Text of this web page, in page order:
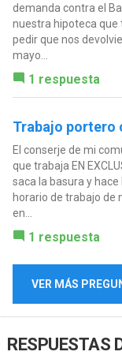
demanda contra el
nuestra hipoteca que
pedir que nos
mayo...
1 respuesta
Trabajo portero
El conserje de mi
que trabaja EN
saca la basura y
horario de trabajo de
en...
1 respuesta
VER MÁS
RESPUESTAS